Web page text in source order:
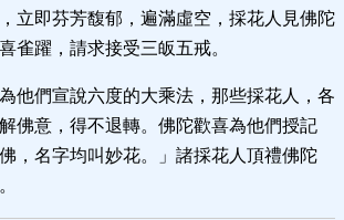
立即芬芳馥郁，遍滿虛空，採花人見佛陀
雀躍，請求接受三皈五戒。
他們宣說六度的大乘法，那些採花人，各
佛意，得不退轉。佛陀歡喜為他們授記
，名字均叫妙花。」諸採花人頂禮佛陀